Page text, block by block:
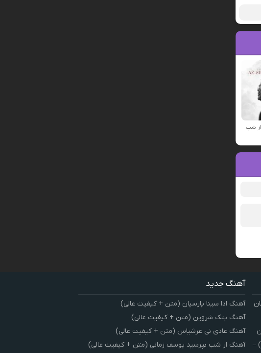
شب
–
آهنگ جدید
آهنگ ادا سینا پارسیان (متن + کیفیت عالی)
آهنگ پتک شروین (متن + کیفیت عالی)
آهنگ عادی نی عرشیاس (متن + کیفیت عالی)
آهنگ از شب بپرسید یوسف زمانی (متن + کیفیت عالی)